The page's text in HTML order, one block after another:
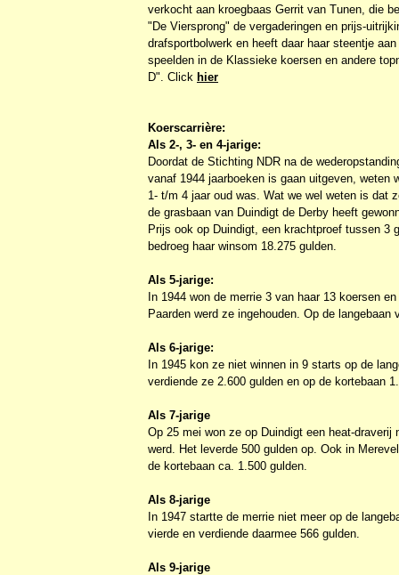
verkocht aan kroegbaas Gerrit van Tunen, die
"De Viersprong" de vergaderingen en prijs-
drafsportbolwerk en heeft daar haar steentje
speelden in de Klassieke koersen en andere
D". Click hier
Koerscarrière:
Als 2-, 3- en 4-jarige:
Doordat de Stichting NDR na de
vanaf 1944 jaarboeken is gaan uitgeven, weten
1- t/m 4 jaar oud was. Wat we wel weten is dat
de grasbaan van Duindigt de Derby heeft
Prijs ook op Duindigt, een krachtproef tussen 3
bedroeg haar winsom 18.275 gulden.
Als 5-jarige:
In 1944 won de merrie 3 van haar 13 koersen
Paarden werd ze ingehouden. Op de
Als 6-jarige:
In 1945 kon ze niet winnen in 9 starts op de
verdiende ze 2.600 gulden en op de kortebaan
Als 7-jarige
Op 25 mei won ze op Duindigt een heat-
werd. Het leverde 500 gulden op. Ook in
de kortebaan ca. 1.500 gulden.
Als 8-jarige
In 1947 startte de merrie niet meer op de
vierde en verdiende daarmee 566 gulden.
Als 9-jarige